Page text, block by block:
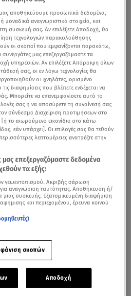
THE
OF A EURO-
(Οι ανθρωπιστικές
Μεσογειακή Συνεργασία), που
Κέντρο Nizami Ganjavi»(NGIC)
Μαριάννα Β.
σήμερα στο
επεξεργάστηκε το θέμα:
κοινωνίες στον 21ο
του πολύ-πολιτισμικού
ειρήνης, μια πρόκληση για
αποθηκεύουμε προσωπικά δεδομένα,
αναγνωριστικά στοιχεία, και
συσκευή σας. Αν επιλέξετε Αποδοχή, θα
τεχνολογιών παρακολούθησης
οι σκοποί που εμφανίζονται παρακάτω,
συνεργάτες μας επεξεργαζόμαστε τα
υπηρεσιών. Αν επιλέξετε Απόρριψη όλων
σας, οι εν λόγω τεχνολογίες θα
οι ιχνηλάτες, ορισμένο
διαφημίσεις που βλέπετε ενδέχεται να
Μπορείτε να επανεμφανίσετε αυτό το
σας ή να αποσύρετε τη συναίνεσή σας
σύνδεσμο Διαχείριση προτιμήσεων στο
το αιωρούμενο εικονίδιο στο κάτω
εάν υπάρχει]. Οι επιλογές σας θα τεθούν
λεπτομέρειες ανατρέξτε στην
μας επεξεργαζόμαστε δεδομένα
τα εξής:
γεωεντοπισμού. Ακριβής σάρωση
αναγνώριση ταυτότητας. Αποθήκευση ή/
συσκευής. Εξατομικευμένη διαφήμιση
και περιεχομένου, έρευνα κοινού
σκοπών
Αποδοχή